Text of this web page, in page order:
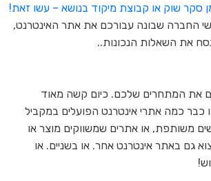
סקר שוק או קבוצת מיקוד בנושא – עשו זאת!
החברה שבונה עבורכם את אתר האינטרנט,
את השאלות הנכונות..
את המתחרים שלכם. כיום קשה מאוד
כבר כמה אתרי אינטרנט הפועלים במקביל
משותפת, או אתרים שמשווקים מוצר או
גם באתר אינטרנט אחר. או בשניים. או